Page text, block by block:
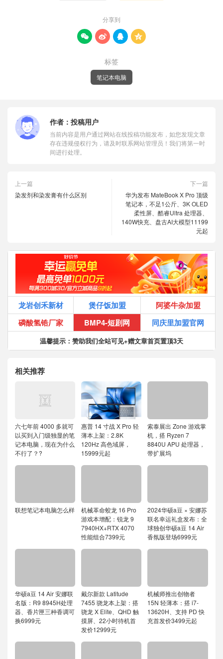
分享到
   
标签
笔记本电脑
作者： 投稿用户
当前内容是用户通过网站在线投稿功能发布，如您发现文章
存在违规侵权行为，请及时联系网站管理员！我们将第一时
间进行处理。
上一篇
染发剂和染发膏有什么区别
下一篇
华为发布 MateBook X Pro 顶级
笔记本，不足1公斤、3K OLED
柔性屏、酷睿Ultra 处理器、
140W快充、盘古AI大模型11199
元起
龙岩创禾新材 煲仔饭加盟
阿婆牛杂加盟
磷酸氢锆厂家
BMP4-短剧网 同庆里加盟官网
温馨提示：赞助我们全站可见+赠文章首页置顶3天
相关推荐
六七年前 4000 多就可
以买到入门级独显的笔
记本电脑，现在为什么
不行了？?
惠普 14 寸战 X Pro 轻
薄本上架：2.8K
120Hz 高色域屏，
15999元起
索泰展出 Zone 游戏掌
机，搭 Ryzen 7
8840U APU 处理器，
带扩展坞
联想笔记本电脑怎么样
机械革命蛟龙 16 Pro
游戏本增配：锐龙 9
7940HX+RTX 4070
性能组合7399元
2024华硕a豆 × 安娜苏
联名幸运礼盒发布：全
球独创华硕a豆 14 Air
香氛版登场6999元
华硕a豆 14 Air 安娜联
名版：R9 8945H处理
器、香片匣三种香调可
换6999元
戴尔新款 Latitude
7455 骁龙本上架：搭
骁龙 X Elite、QHD 触
摸屏、22小时待机首
发价12999元
机械师推出创物者
15N 轻薄本：搭 i7-
13620H、支持 PD 快
充首发价3499元起